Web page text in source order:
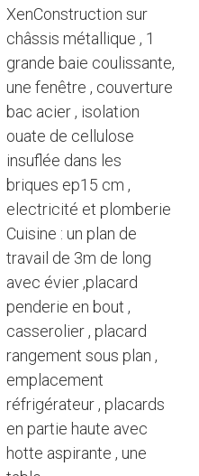
XenConstruction sur
châssis métallique , 1
grande baie coulissante,
une fenêtre , couverture
bac acier , isolation
ouate de cellulose
insuflée dans les
briques ep15 cm ,
electricité et plomberie
Cuisine : un plan de
travail de 3m de long
avec évier ,placard
penderie en bout ,
casserolier , placard
rangement sous plan ,
emplacement
réfrigérateur , placards
en partie haute avec
hotte aspirante , une